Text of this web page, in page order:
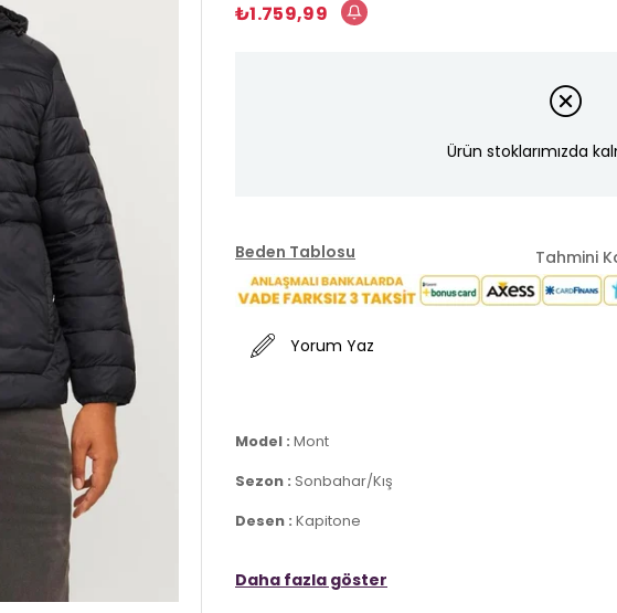
₺1.759,99
Ürün stoklarımızda
Beden Tablosu Tahmini
Yorum Yaz
Model : Mont
Sezon : Sonbahar/Kış
Desen : Kapitone
Daha fazla göster